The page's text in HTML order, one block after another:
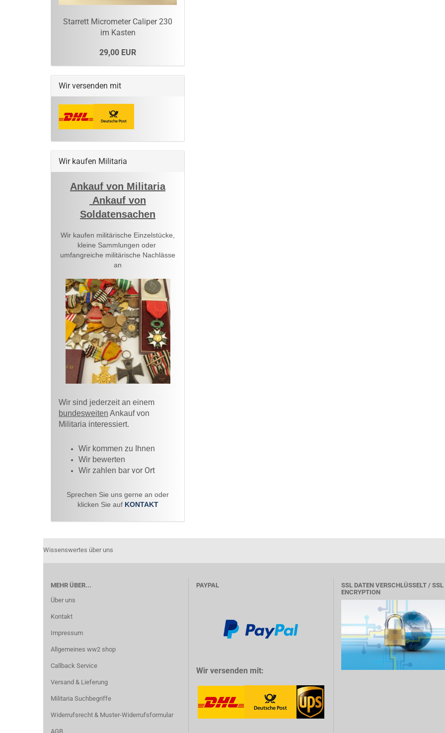
Starrett Micrometer Caliper 230
im Kasten
29,00 EUR
Wir versenden mit
Wir kaufen Militaria
Ankauf von Militaria
Ankauf von
Soldatensachen
Wir kaufen militärische Einzelstücke,
kleine Sammlungen oder
umfangreiche militärische Nachlässe
an
Wir sind jederzeit an einem
bundesweiten Ankauf von
Militaria interessiert.
Wir kommen zu Ihnen​
Wir bewerten
Wir zahlen bar vor Ort
Sprechen Sie uns gerne an oder
klicken Sie auf KONTAKT
Wissenswertes über uns
MEHR ÜBER...
Über uns
Kontakt
Impressum
Allgemeines ww2 shop
Callback Service
Versand & Lieferung
Militaria Suchbegriffe
Widerrufsrecht & Muster-Widerrufsformular
AGB
PAYPAL
Wir versenden mit:
SSL DATEN VERSCHLÜSSELT / SSL
ENCRYPTION